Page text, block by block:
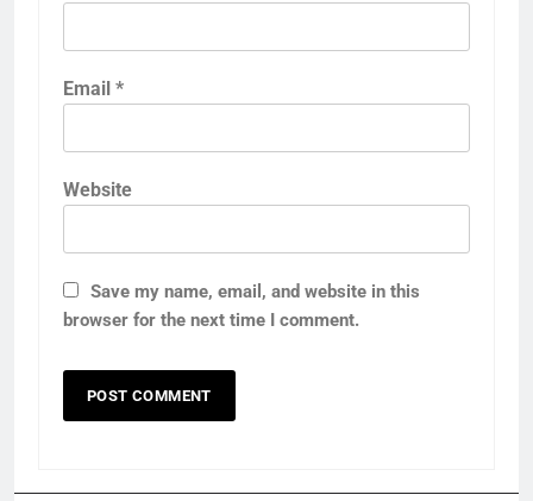
Email *
Website
Save my name, email, and website in this
browser for the next time I comment.